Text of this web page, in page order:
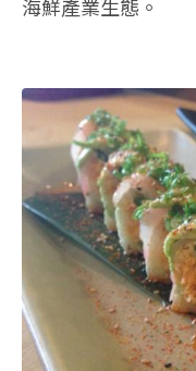
海鮮產業生態。